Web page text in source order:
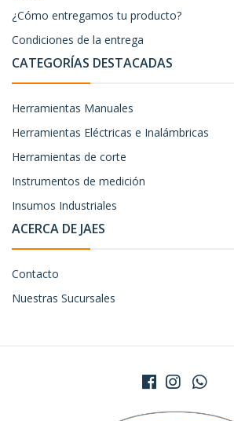
¿Cómo entregamos tu producto?
Condiciones de la entrega
CATEGORÍAS DESTACADAS
Herramientas Manuales
Herramientas Eléctricas e Inalámbricas
Herramientas de corte
Instrumentos de medición
Insumos Industriales
ACERCA DE JAES
Contacto
Nuestras Sucursales